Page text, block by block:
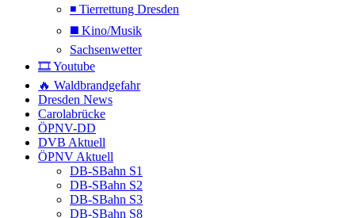
◾ Tierrettung Dresden
◼️ Kino/Musik
Sachsenwetter
🎞️ Youtube
🔥 Waldbrandgefahr
Dresden News
Carolabrücke
ÖPNV-DD
DVB Aktuell
ÖPNV Aktuell
DB-SBahn S1
DB-SBahn S2
DB-SBahn S3
DB-SBahn S8